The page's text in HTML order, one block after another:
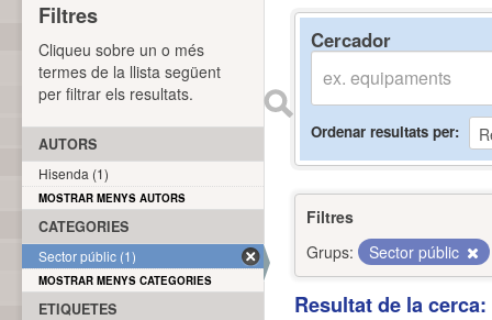
Cercador
Ordenar resultats per
Filtres
Grups:
Sector públic
Resultat de la
Filtres
Cliqueu sobre un o més
termes de la llista següent
per filtrar els resultats.
AUTORS
Hisenda (1)
MOSTRAR MENYS AUTORS
CATEGORIES
Sector públic (1)
MOSTRAR MENYS CATEGORIES
ETIQUETES